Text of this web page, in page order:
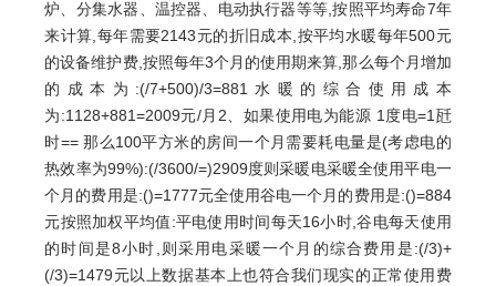
炉、分集水器、温控器、电动执行器等等,按照平均寿命7年
来计算,每年需要2143元的折旧成本,按平均水暖每年500元
的设备维护费,按照每年3个月的使用期来算,那么每个月增加
的成本为:(/7+500)/3=881水暖的综合使用成本
为:1128+881=2009元/月2、如果使用电为能源 1度电=1瓩
时== 那么100平方米的房间一个月需要耗电量是(考虑电的
热效率为99%):(/3600/=)2909度则采暖电采暖全使用平电一
个月的费用是:()=1777元全使用谷电一个月的费用是:()=884
元按照加权平均值:平电使用时间每天16小时,谷电每天使用
的时间是8小时,则采用电采暖一个月的综合费用是:(/3)+
(/3)=1479元以上数据基本上也符合我们现实的正常使用费